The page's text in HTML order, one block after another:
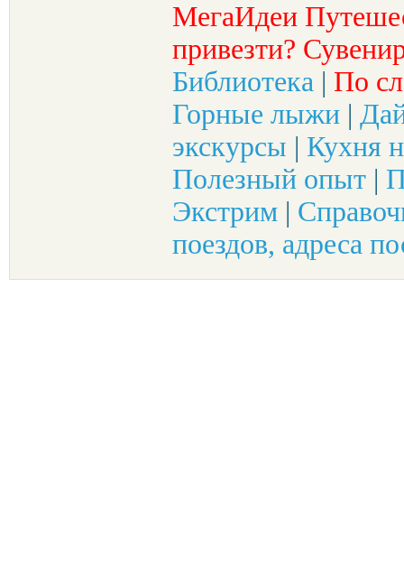
МегаИдеи
привезти?
Библиотека | По
Горные лыжи |
экскурсы | Кухня
Полезный опыт |
Экстрим |
поездов, адреса